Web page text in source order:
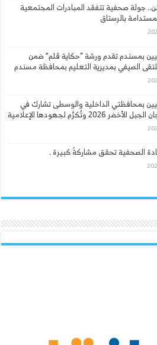
جولة صحفية تتفقد المبادرات المجتمعية
بالرستاق
بمسندم تقدم ورشة “حكاية قلم” ضمن
الصيفي بمديرية التعليم بمحافظة مسندم
بمحافظتي الداخلية والوسطى تشارك في
2026 وتُكرَّم لجهودها الإعلامية
الصحفية تحقق مشاركةً كبيرة .